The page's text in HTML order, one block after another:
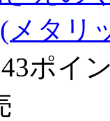
タリ
ポイ